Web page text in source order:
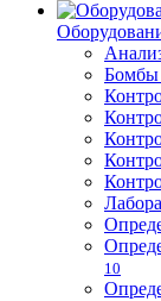
Бомбы
10